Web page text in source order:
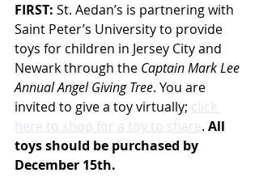
FIRST: St. Aedan’s is partnering with
Saint Peter’s University to provide
toys for children in Jersey City and
Newark through the Captain Mark Lee
Annual Angel Giving Tree. You are
invited to give a toy virtually; click
here to shop for a toy to share. All
toys should be purchased by
December 15th.